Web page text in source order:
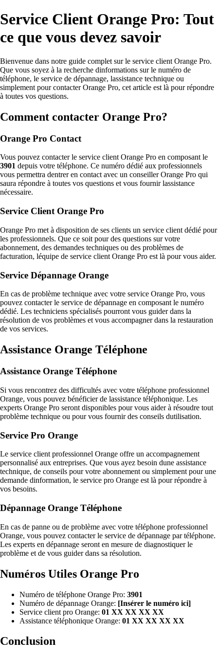
Service Client Orange Pro: Tout
ce que vous devez savoir
Bienvenue dans notre guide complet sur le service client Orange Pro.
Que vous soyez à la recherche dinformations sur le numéro de
téléphone, le service de dépannage, lassistance technique ou
simplement pour contacter Orange Pro, cet article est là pour répondre
à toutes vos questions.
Comment contacter Orange Pro?
Orange Pro Contact
Vous pouvez contacter le service client Orange Pro en composant le
3901 depuis votre téléphone. Ce numéro dédié aux professionnels
vous permettra dentrer en contact avec un conseiller Orange Pro qui
saura répondre à toutes vos questions et vous fournir lassistance
nécessaire.
Service Client Orange Pro
Orange Pro met à disposition de ses clients un service client dédié pour
les professionnels. Que ce soit pour des questions sur votre
abonnement, des demandes techniques ou des problèmes de
facturation, léquipe de service client Orange Pro est là pour vous aider.
Service Dépannage Orange
En cas de problème technique avec votre service Orange Pro, vous
pouvez contacter le service de dépannage en composant le numéro
dédié. Les techniciens spécialisés pourront vous guider dans la
résolution de vos problèmes et vous accompagner dans la restauration
de vos services.
Assistance Orange Téléphone
Assistance Orange Téléphone
Si vous rencontrez des difficultés avec votre téléphone professionnel
Orange, vous pouvez bénéficier de lassistance téléphonique. Les
experts Orange Pro seront disponibles pour vous aider à résoudre tout
problème technique ou pour vous fournir des conseils dutilisation.
Service Pro Orange
Le service client professionnel Orange offre un accompagnement
personnalisé aux entreprises. Que vous ayez besoin dune assistance
technique, de conseils pour votre abonnement ou simplement pour une
demande dinformation, le service pro Orange est là pour répondre à
vos besoins.
Dépannage Orange Téléphone
En cas de panne ou de problème avec votre téléphone professionnel
Orange, vous pouvez contacter le service de dépannage par téléphone.
Les experts en dépannage seront en mesure de diagnostiquer le
problème et de vous guider dans sa résolution.
Numéros Utiles Orange Pro
Numéro de téléphone Orange Pro: 3901
Numéro de dépannage Orange: [Insérer le numéro ici]
Service client pro Orange: 01 XX XX XX XX
Assistance téléphonique Orange: 01 XX XX XX XX
Conclusion